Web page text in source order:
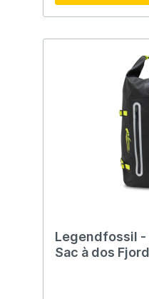
Legendfossil -
Sac à dos